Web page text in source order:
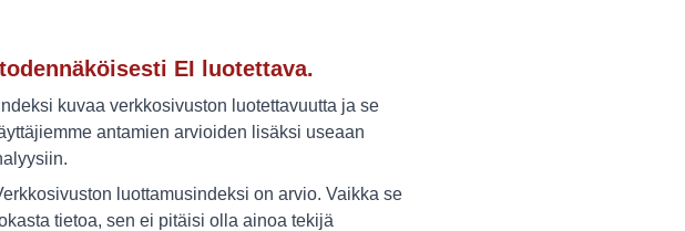
EI luotettava.
kuvaa verkkosivuston luotettavuutta ja se
antamien arvioiden lisäksi useaan
luottamusindeksi on arvio. Vaikka se
tietoa, sen ei pitäisi olla ainoa tekijä